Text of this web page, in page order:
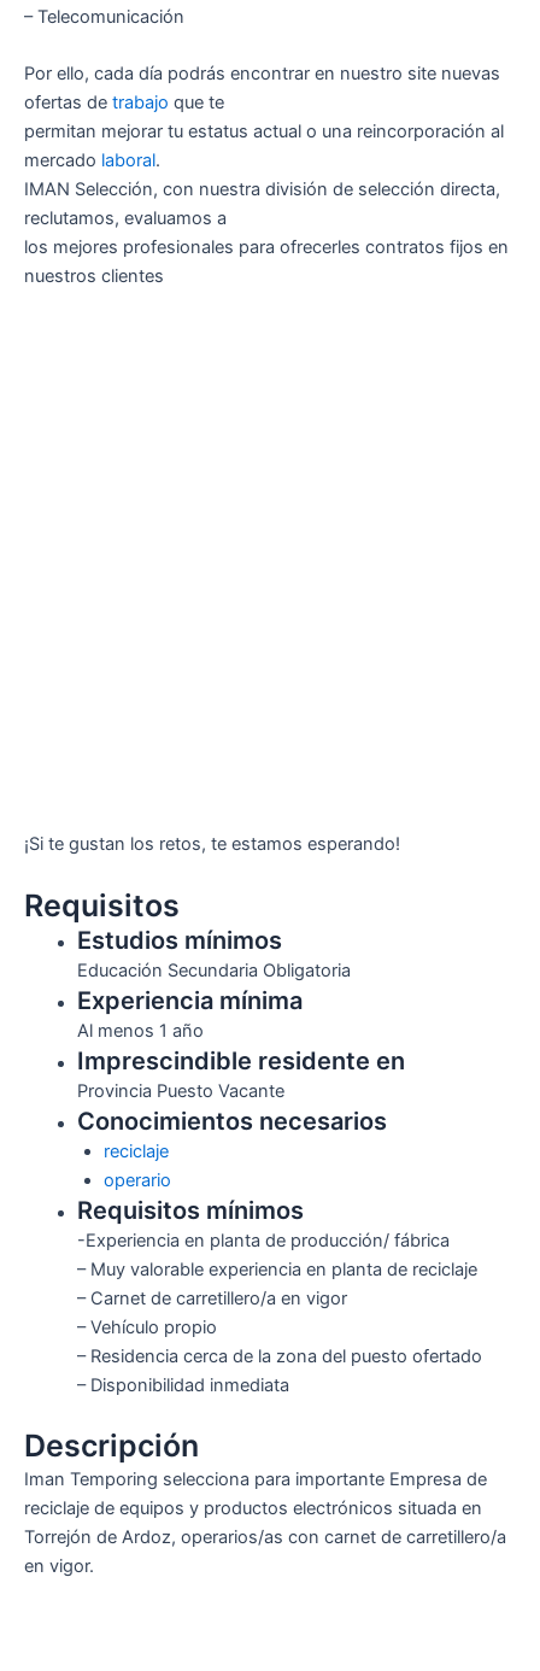
– Telecomunicación
Por ello, cada día podrás encontrar en nuestro site nuevas
ofertas de trabajo que te
permitan mejorar tu estatus actual o una reincorporación al
mercado laboral.
IMAN Selección, con nuestra división de selección directa,
reclutamos, evaluamos a
los mejores profesionales para ofrecerles contratos fijos en
nuestros clientes
¡Si te gustan los retos, te estamos esperando!
Requisitos
Estudios mínimos
Educación Secundaria Obligatoria
Experiencia mínima
Al menos 1 año
Imprescindible residente en
Provincia Puesto Vacante
Conocimientos necesarios
reciclaje
operario
Requisitos mínimos
-Experiencia en planta de producción/ fábrica
– Muy valorable experiencia en planta de reciclaje
– Carnet de carretillero/a en vigor
– Vehículo propio
– Residencia cerca de la zona del puesto ofertado
– Disponibilidad inmediata
Descripción
Iman Temporing selecciona para importante Empresa de
reciclaje de equipos y productos electrónicos situada en
Torrejón de Ardoz, operarios/as con carnet de carretillero/a
en vigor.